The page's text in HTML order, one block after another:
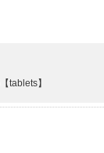
【tablets】